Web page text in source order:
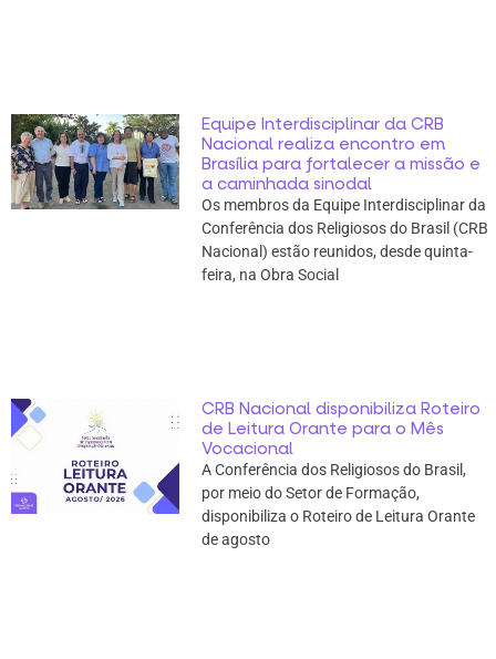
Equipe Interdisciplinar da CRB
Nacional realiza encontro em
Brasília para fortalecer a missão e
a caminhada sinodal
Os membros da Equipe Interdisciplinar da
Conferência dos Religiosos do Brasil (CRB
Nacional) estão reunidos, desde quinta-
feira, na Obra Social
CRB Nacional disponibiliza Roteiro
de Leitura Orante para o Mês
Vocacional
A Conferência dos Religiosos do Brasil,
por meio do Setor de Formação,
disponibiliza o Roteiro de Leitura Orante
de agosto